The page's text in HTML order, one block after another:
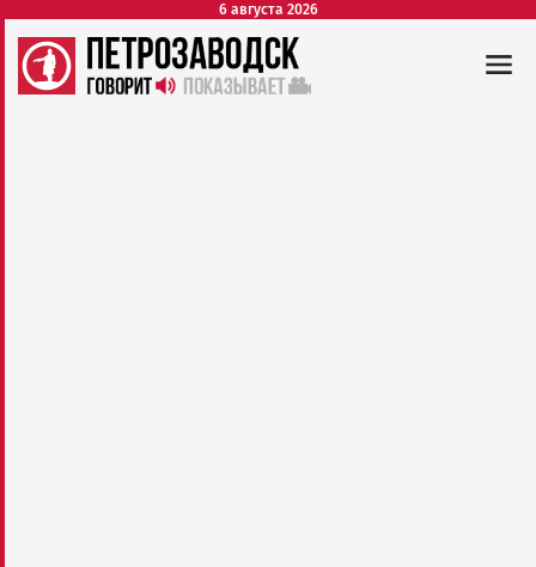
6 августа 2026